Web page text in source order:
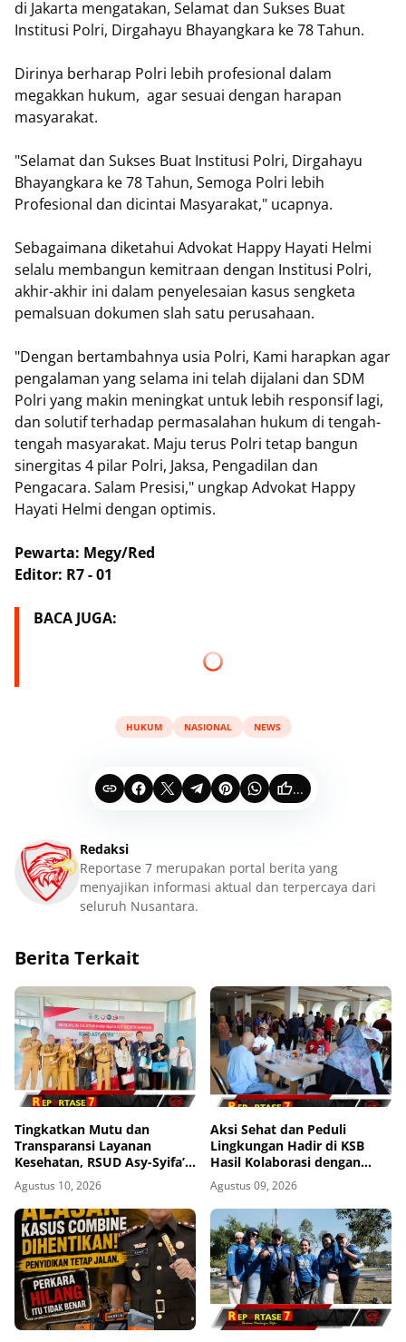
di Jakarta mengatakan, Selamat dan Sukses Buat
Institusi Polri, Dirgahayu Bhayangkara ke 78 Tahun.
Dirinya berharap Polri lebih profesional dalam
megakkan hukum, agar sesuai dengan harapan
masyarakat.
"Selamat dan Sukses Buat Institusi Polri, Dirgahayu
Bhayangkara ke 78 Tahun, Semoga Polri lebih
Profesional dan dicintai Masyarakat," ucapnya.
Sebagaimana diketahui Advokat Happy Hayati Helmi
selalu membangun kemitraan dengan Institusi Polri,
akhir-akhir ini dalam penyelesaian kasus sengketa
pemalsuan dokumen slah satu perusahaan.
"Dengan bertambahnya usia Polri, Kami harapkan agar
pengalaman yang selama ini telah dijalani dan SDM
Polri yang makin meningkat untuk lebih responsif lagi,
dan solutif terhadap permasalahan hukum di tengah-
tengah masyarakat. Maju terus Polri tetap bangun
sinergitas 4 pilar Polri, Jaksa, Pengadilan dan
Pengacara. Salam Presisi," ungkap Advokat Happy
Hayati Helmi dengan optimis.
Pewarta: Megy/Red
Editor: R7 - 01
BACA JUGA:
HUKUM NASIONAL NEWS
...
Redaksi
Reportase 7 merupakan portal berita yang
menyajikan informasi aktual dan terpercaya dari
seluruh Nusantara.
Berita Terkait
Tingkatkan Mutu dan
Transparansi Layanan
Kesehatan, RSUD Asy-Syifa’
Sumbawa Barat Terima
Kunjungan Evaluasi
Ombudsman RI
Agustus 10, 2026
Aksi Sehat dan Peduli
Lingkungan Hadir di KSB
Hasil Kolaborasi dengan
UNAIR
Agustus 09, 2026